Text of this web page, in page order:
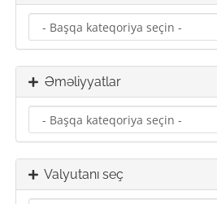
Əməliyyatlar
Valyutanı seç